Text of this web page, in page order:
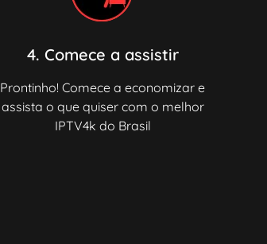
4. Comece a assistir
Prontinho! Comece a economizar e
assista o que quiser com o melhor
IPTV4k do Brasil